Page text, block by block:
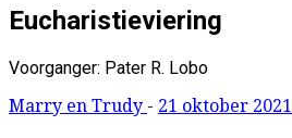
Eucharistieviering
Voorganger: Pater R. Lobo
Marry en Trudy - 21 oktober 2021